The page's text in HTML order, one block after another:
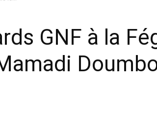
GNF à la